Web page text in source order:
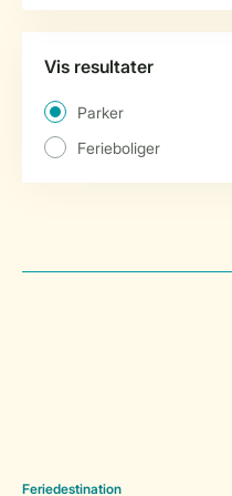
Feriedestination